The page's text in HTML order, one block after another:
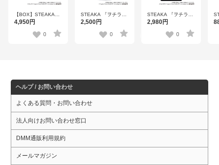
【BOX】STEAKA
『ヲチラレ』 初音ミ
Afterparty トレーディ
ングレポコマフォト
4,950円
0
STEAKA 『ヲチラ
レ』 初音ミク × オバ
目デザイングラス
【OBLO 2601】
2,500円
0
STEAKA 『ヲチラ
レ』 初音ミク × オバ
目デザイントートバ
ッグ【OBLO 2601】
2,980円
0
ヘルプ / お問い合わせ
よくある質問・お問い合わせ
法人向けお問い合わせ窓口
DMM通販利用規約
メールマガジン